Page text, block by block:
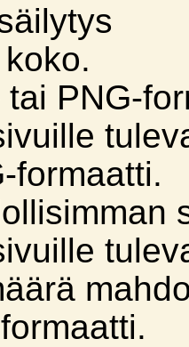
tai PNG-
formaatti.